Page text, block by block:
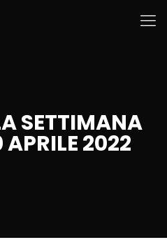
SETTIMANA
APRILE 2022